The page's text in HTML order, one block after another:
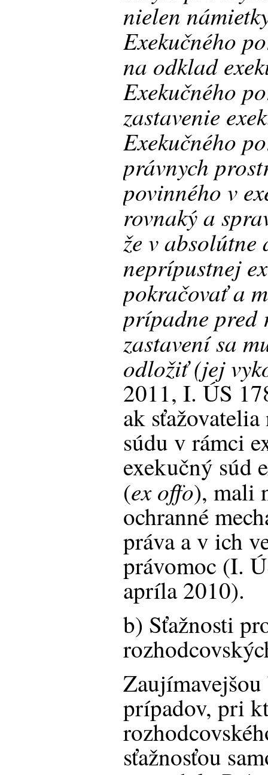
nielen
Exekučného
na odklad
Exekučného
zastavenie
Exekučného
právnych
povinného v
rovnaký a
že v
neprípustnej
pokračovať a
prípadne pred
zastavení sa
odložiť (jej
2011, I. ÚS
ak
súdu v rámci
exekučný súd
(ex offo), mali
ochranné
práva a v ich
právomoc (I.
apríla 2010).
b) Sťažnosti
prípadov, pri
sťažnosťou